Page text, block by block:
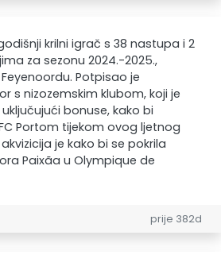
krilni igrač s 38 nastupa i 2
za sezonu 2024.-2025.,
Potpisao je
s nizozemskim klubom, koji je
bonuse, kako bi
Portom tijekom ovog ljetnog
je kako bi se pokrila
Paixãa u Olympique de
prije 382d